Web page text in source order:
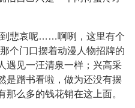
到悲哀呢……啊咧，这里有个
个门口摆着动漫人物招牌的
遇见一汪清泉一样；兴高采
是蹭书看啦，做为还没有摆
那么多的钱花销在这上面。